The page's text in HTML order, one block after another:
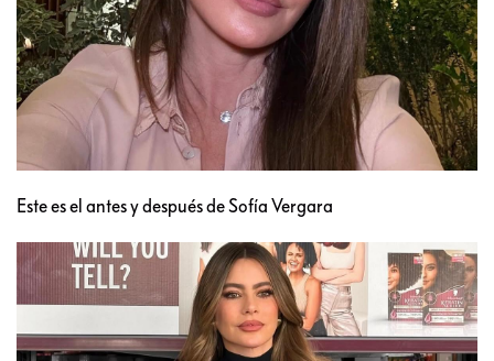
Este es el antes y después de Sofía Vergara